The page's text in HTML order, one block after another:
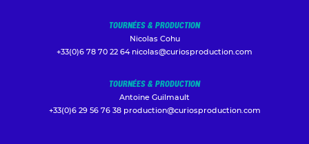
TOURNÉES & PRODUCTION
Nicolas Cohu
+33(0)6 78 70 22 64 nicolas@curiosproduction.com
TOURNÉES & PRODUCTION
Antoine Guilmault
+33(0)6 29 56 76 38 production@curiosproduction.com